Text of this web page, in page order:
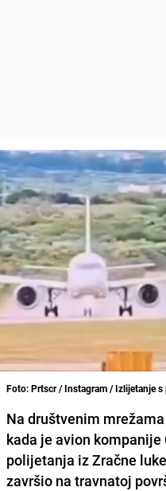
Foto: Prtscr / Instagram / Izlijetanje s
Na društvenim
kada je avion
polijetanja iz Zračne
završio na travnatoj